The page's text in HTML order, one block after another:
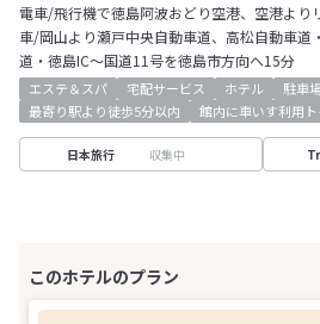
電車/飛行機で徳島阿波おどり空港、空港より
車/岡山より瀬戸中央自動車道、高松自動車道
道・徳島IC～国道11号を徳島市方向へ15分
エステ＆スパ 宅配サービス ホテル
駐車
最寄り駅より徒歩5分以内
館内に車いす利用ト
日本旅行 収集中